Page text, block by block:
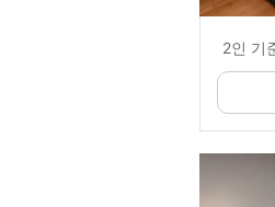
2인 기